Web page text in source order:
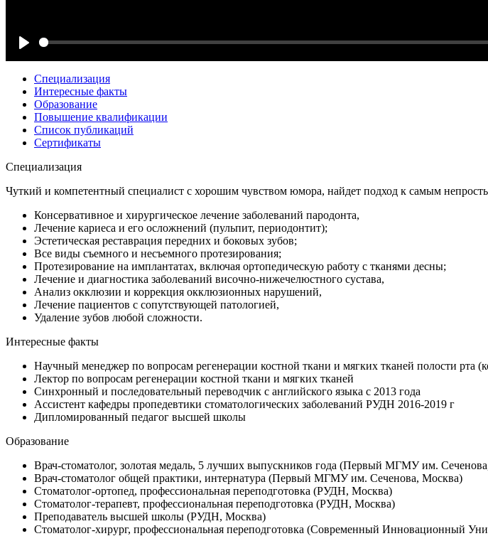
Play
Cпециализация
Интересные факты
Образование
Повышение квалификации
Список публикаций
Сертификаты
Cпециализация
Чуткий и компетентный специалист с хорошим чувством юмора, найдет подход к самым
Консервативное и хирургическое лечение заболеваний пародонта,
Лечение кариеса и его осложнений (пульпит, периодонтит);
Эстетическая реставрация передних и боковых зубов;
Все виды съемного и несъемного протезирования;
Протезирование на имплантатах, включая ортопедическую работу с тканями десны;
Лечение и диагностика заболеваний височно-нижечелюстного сустава,
Анализ окклюзии и коррекция окклюзионных нарушений,
Лечение пациентов с сопутствующей патологией,
Удаление зубов любой сложности.
Интересные факты
Научный менеджер по вопросам регенерации костной ткани и мягких тканей полости рта
Лектор по вопросам регенерации костной ткани и мягких тканей
Синхронный и последовательный переводчик с английского языка с 2013 года
Ассистент кафедры пропедевтики стоматологических заболеваний РУДН 2016-2019 г
Дипломированный педагог высшей школы
Образование
Врач-стоматолог, золотая медаль, 5 лучших выпускников года (Первый МГМУ им.
Врач-стоматолог общей практики, интернатура (Первый МГМУ им. Сеченова, Москва)
Стоматолог-ортопед, профессиональная переподготовка (РУДН, Москва)
Стоматолог-терапевт, профессиональная переподготовка (РУДН, Москва)
Преподаватель высшей школы (РУДН, Москва)
Стоматолог-хирург, профессиональная переподготовка (Современный Инновационный